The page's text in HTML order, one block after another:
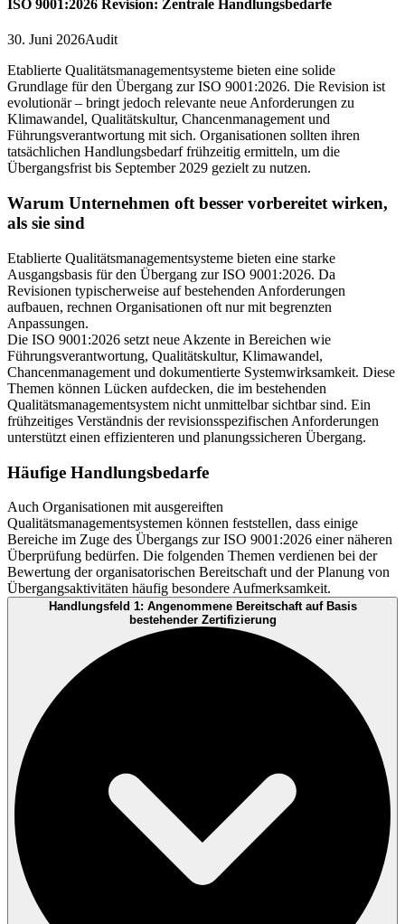
ISO 9001:2026 Revision: Zentrale Handlungsbedarfe
30. Juni 2026Audit
Etablierte Qualitätsmanagementsysteme bieten eine solide
Grundlage für den Übergang zur ISO 9001:2026. Die Revision ist
evolutionär – bringt jedoch relevante neue Anforderungen zu
Klimawandel, Qualitätskultur, Chancenmanagement und
Führungsverantwortung mit sich. Organisationen sollten ihren
tatsächlichen Handlungsbedarf frühzeitig ermitteln, um die
Übergangsfrist bis September 2029 gezielt zu nutzen.
Warum Unternehmen oft besser vorbereitet wirken,
als sie sind
Etablierte Qualitätsmanagementsysteme bieten eine starke
Ausgangsbasis für den Übergang zur ISO 9001:2026. Da
Revisionen typischerweise auf bestehenden Anforderungen
aufbauen, rechnen Organisationen oft nur mit begrenzten
Anpassungen.
Die ISO 9001:2026 setzt neue Akzente in Bereichen wie
Führungsverantwortung, Qualitätskultur, Klimawandel,
Chancenmanagement und dokumentierte Systemwirksamkeit. Diese
Themen können Lücken aufdecken, die im bestehenden
Qualitätsmanagementsystem nicht unmittelbar sichtbar sind. Ein
frühzeitiges Verständnis der revisionsspezifischen Anforderungen
unterstützt einen effizienteren und planungssicheren Übergang.
Häufige Handlungsbedarfe
Auch Organisationen mit ausgereiften
Qualitätsmanagementsystemen können feststellen, dass einige
Bereiche im Zuge des Übergangs zur ISO 9001:2026 einer näheren
Überprüfung bedürfen. Die folgenden Themen verdienen bei der
Bewertung der organisatorischen Bereitschaft und der Planung von
Übergangsaktivitäten häufig besondere Aufmerksamkeit.
Handlungsfeld 1: Angenommene Bereitschaft auf Basis
bestehender Zertifizierung